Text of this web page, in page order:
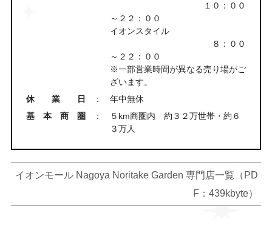
１０：００
～２２：００
イオンスタイル
８：００
～２２：００
※一部営業時間が異なる売り場がご
ざいます。
休業日
：
年中無休
基本商圏
：
５km商圏内 約３２万世帯・約６
３万人
イオンモール Nagoya Noritake Garden 専門店一覧（PD
F：439kbyte）